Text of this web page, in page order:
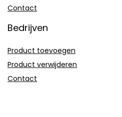
Contact
Bedrijven
Product toevoegen
Product verwijderen
Contact